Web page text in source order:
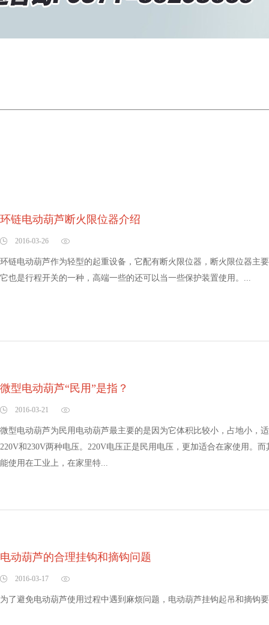
环链电动葫芦断火限位器介绍
2016-03-26
环链电动葫芦作为轻型的起重设备，它配有断火限位器，断火限位器主
它也是行程开关的一种，高端一些的还可以当一些保护装置使用。...
微型电动葫芦“民用”是指？
2016-03-21
微型电动葫芦为民用电动葫芦最主要的是因为它体积比较小，占地小，
220V和230V两种电压。220V电压正是民用电压，更加适合在家使用。
能使用在工业上，在家里特...
电动葫芦的合理挂钩和摘钩问题
2016-03-17
为了避免电动葫芦使用过程中遇到麻烦问题，电动葫芦挂钩起吊和摘钩